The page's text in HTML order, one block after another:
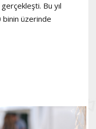
Bu yıl
binin üzerinde